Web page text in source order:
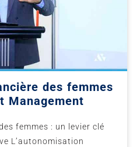
des femmes
Management
femmes : un levier clé
L’autonomisation